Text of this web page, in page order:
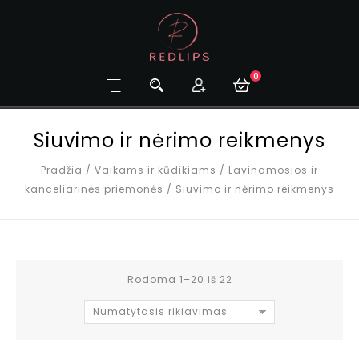
0
Siuvimo ir nėrimo reikmenys
Pradžia / Vaikams ir kūdikiams / Lavinamosios ir
kanceliarinės priemonės / Siuvimo ir nėrimo reikmenys
Rodoma 1–20 iš 22
Numatytasis rikiavimas